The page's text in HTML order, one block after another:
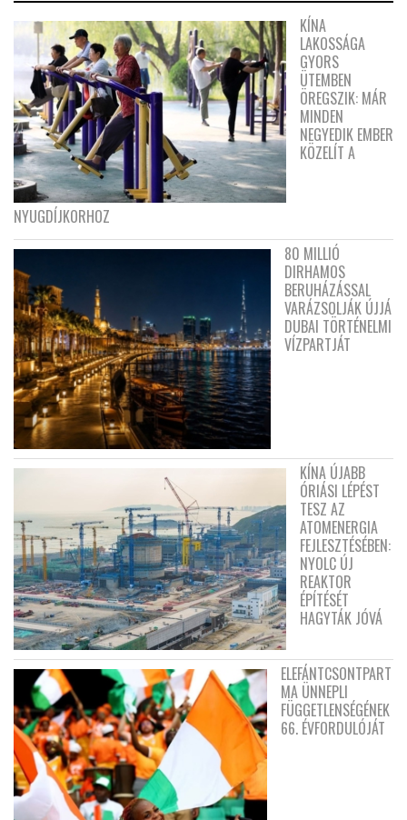
KÍNA
LAKOSSÁGA
GYORS
ÜTEMBEN
ÖREGSZIK: MÁR
MINDEN
NEGYEDIK EMBER
KÖZELÍT A
NYUGDÍJKORHOZ
80 MILLIÓ
DIRHAMOS
BERUHÁZÁSSAL
VARÁZSOLJÁK ÚJJÁ
DUBAI TÖRTÉNELMI
VÍZPARTJÁT
KÍNA ÚJABB
ÓRIÁSI LÉPÉST
TESZ AZ
ATOMENERGIA
FEJLESZTÉSÉBEN:
NYOLC ÚJ
REAKTOR
ÉPÍTÉSÉT
HAGYTÁK JÓVÁ
ELEFÁNTCSONTPART
MA ÜNNEPLI
FÜGGETLENSÉGÉNEK
66. ÉVFORDULÓJÁT